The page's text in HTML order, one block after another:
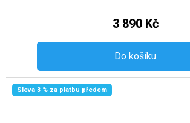
3 890 Kč
Do košíku
Sleva 3 % za platbu předem